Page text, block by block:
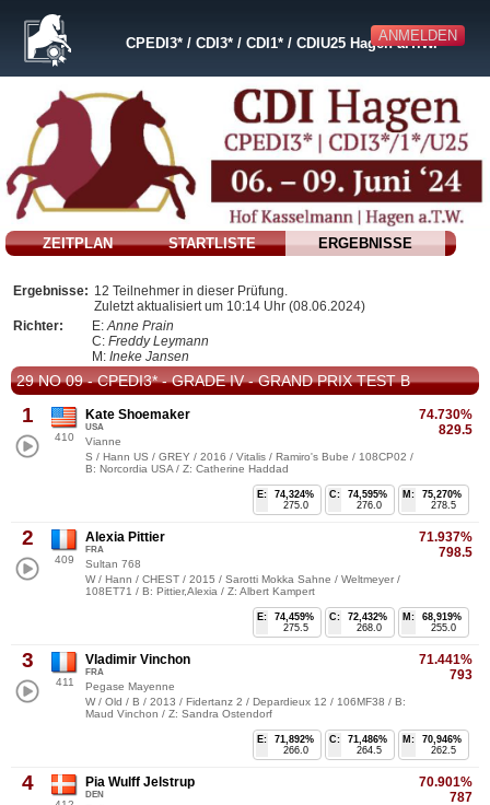
ANMELDEN
CPEDI3* / CDI3* / CDI1* / CDIU25 Hagen a.T.W.
ZEITPLAN STARTLISTE ERGEBNISSE
Ergebnisse: 12 Teilnehmer in dieser Prüfung.
Zuletzt aktualisiert um 10:14 Uhr (08.06.2024)
Richter:
E:Anne Prain
C: Freddy Leymann
M: Ineke Jansen
29 NO 09 - CPEDI3* - GRADE IV - GRAND PRIX TEST B
1
410
74.730%
829.5
Kate Shoemaker
USA
Vianne
S / Hann US / GREY / 2016 / Vitalis / Ramiro's Bube / 108CP02 /
B: Norcordia USA / Z: Catherine Haddad
M:
75,270%
278.5
C:
74,595%
276.0
E:
74,324%
275.0
2
409
71.937%
798.5
Alexia Pittier
FRA
Sultan 768
W / Hann / CHEST / 2015 / Sarotti Mokka Sahne / Weltmeyer /
108ET71 / B: Pittier,Alexia / Z: Albert Kampert
M:
68,919%
255.0
C:
72,432%
268.0
E:
74,459%
275.5
3
411
71.441%
793
Vladimir Vinchon
FRA
Pegase Mayenne
W / Old / B / 2013 / Fidertanz 2 / Depardieux 12 / 106MF38 / B:
Maud Vinchon / Z: Sandra Ostendorf
M:
70,946%
262.5
C:
71,486%
264.5
E:
71,892%
266.0
4
70.901%
787
Pia Wulff Jelstrup
DEN